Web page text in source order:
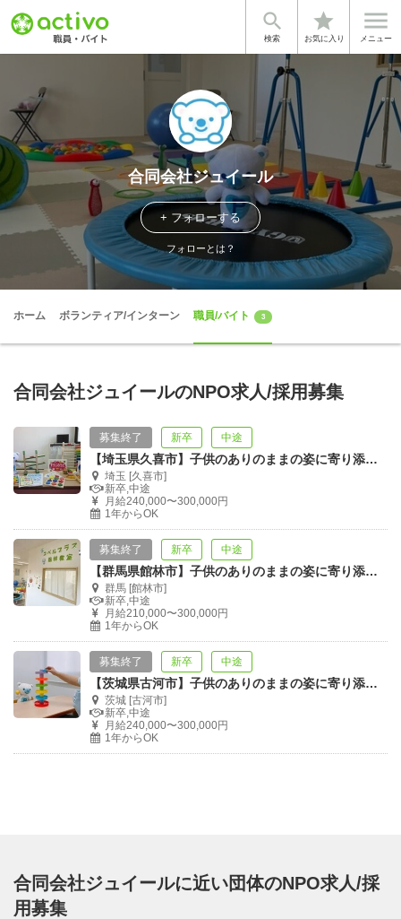

検索
star
お気に入り

メニュー
合同会社ジュイール
+ フォローする
フォローとは？
ホーム ボランティア/インターン 職員/バイト 3
合同会社ジュイールのNPO求人/採用募集
募集終了 新卒 中途
【埼玉県久喜市】子供のありのままの姿に寄り添い、意欲を引き出す療育スタッフ募集！
埼玉 [久喜市]
新卒,中途
月給240,000〜300,000円
1年からOK
募集終了 新卒 中途
【群馬県館林市】子供のありのままの姿に寄り添い、意欲を引き出す療育スタッフ募集！
群馬 [館林市]
新卒,中途
月給210,000〜300,000円
1年からOK
募集終了 新卒 中途
【茨城県古河市】子供のありのままの姿に寄り添い、意欲を引き出す療育スタッフ募集！
茨城 [古河市]
新卒,中途
月給240,000〜300,000円
1年からOK
合同会社ジュイールに近い団体のNPO求人/採
用募集